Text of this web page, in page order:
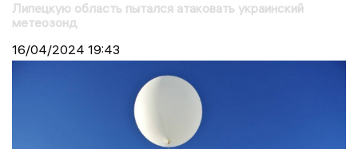
Липецкую область пытался атаковать украинский
метеозонд
16/04/2024 19:43